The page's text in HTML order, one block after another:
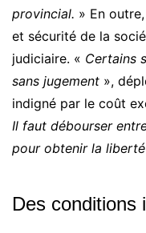
provincial. » En
et sécurité de la
judiciaire. « Certains
sans jugement »,
indigné par le coût
Il faut débourser
pour obtenir la
Des conditions